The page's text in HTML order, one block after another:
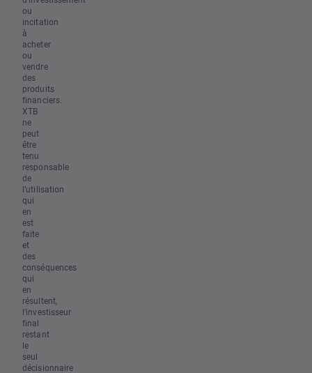
ou
incitation
à
acheter
ou
vendre
des
produits
financiers.
XTB
ne
peut
être
tenu
responsable
de
l’utilisation
qui
en
est
faite
et
des
conséquences
qui
en
résultent,
l’investisseur
final
restant
le
seul
décisionnaire